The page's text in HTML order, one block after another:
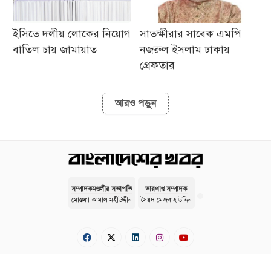
ইসিতে দলীয় লোকের নিয়োগ
বাতিল চায় জামায়াত
সাতক্ষীরার সাবেক এমপি
নজরুল ইসলাম ঢাকায়
গ্রেফতার
আরও পড়ুন
সম্পাদকমণ্ডলীর সভাপতি
মোস্তফা কামাল মহীউদ্দীন
ভারপ্রাপ্ত সম্পাদক
সৈয়দ মেজবাহ উদ্দিন